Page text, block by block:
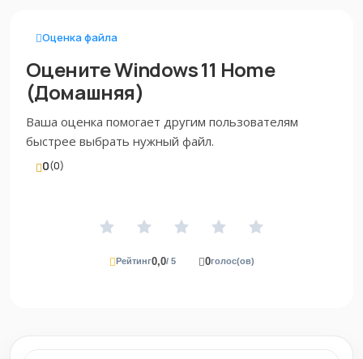
Оценка файла
Оцените Windows 11 Home
(Домашняя)
Ваша оценка помогает другим пользователям
быстрее выбрать нужный файл.
0(0)
Рейтинг0,0/ 5 0голос(ов)